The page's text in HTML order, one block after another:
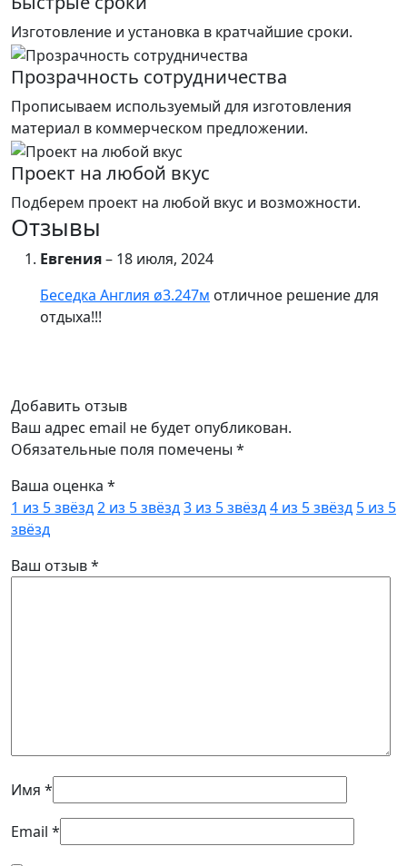
Изготовление и установка в кратчайшие сроки.
Прозрачность сотрудничества
Прописываем используемый для изготовления
материал в коммерческом предложении.
Проект на любой вкус
Подберем проект на любой вкус и возможности.
Отзывы
Евгения– 18 июля, 2024
Беседка Англия ø3.247м отличное решение для
отдыха!!!
Добавить отзыв
Ваш адрес email не будет опубликован.
Обязательные поля помечены *
Ваша оценка *
1 из 5 звёзд2 из 5 звёзд3 из 5 звёзд4 из 5 звёзд 5 из 5
звёзд
Ваш отзыв*
Имя *
Email *